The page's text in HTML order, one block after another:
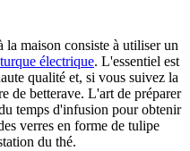
la maison consiste à utiliser un
électrique. L'essentiel est
qualité et, si vous suivez la
de betterave. L'art de préparer
temps d'infusion pour obtenir
verres en forme de tulipe
du thé.